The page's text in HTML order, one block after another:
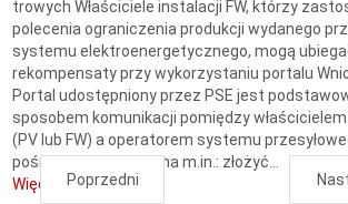
trowych Właściciele instalacji FW, którzy
polecenia ograniczenia produkcji wydanego
systemu elektroenergetycznego, mogą
rekompensaty przy wykorzystaniu portalu
Portal udostępniony przez PSE jest
sposobem komunikacji pomiędzy
(PV lub FW) a operatorem systemu
pośrednictwem można m.in.: złożyć...
Więcej...Poprzedni